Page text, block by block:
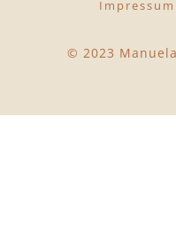
Impressum
© 2023